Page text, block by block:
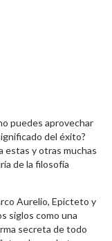
puedes aprovechar
del éxito?
estas y otras muchas
de la filosofía
Aurelio, Epicteto y
siglos como una
secreta de todo